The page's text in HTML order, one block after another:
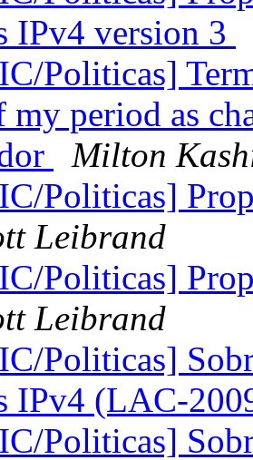
IPv4 version 3
Politicas]
my period as
Milton
Politicas]
Leibrand
Politicas]
Leibrand
Politicas]
IPv4 (LAC-
Politicas]